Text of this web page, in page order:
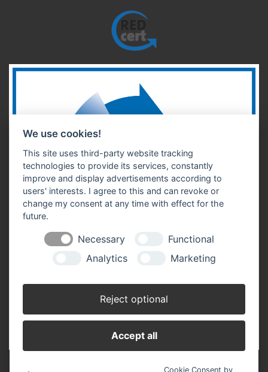
We use cookies!
This site uses third-party website tracking
technologies to provide its services, constantly
improve and display advertisements according to
users' interests. I agree to this and can revoke or
change my consent at any time with effect for the
future.
Necessary
Functional
Analytics
Marketing
Reject optional
Accept all
Cookie Consent by